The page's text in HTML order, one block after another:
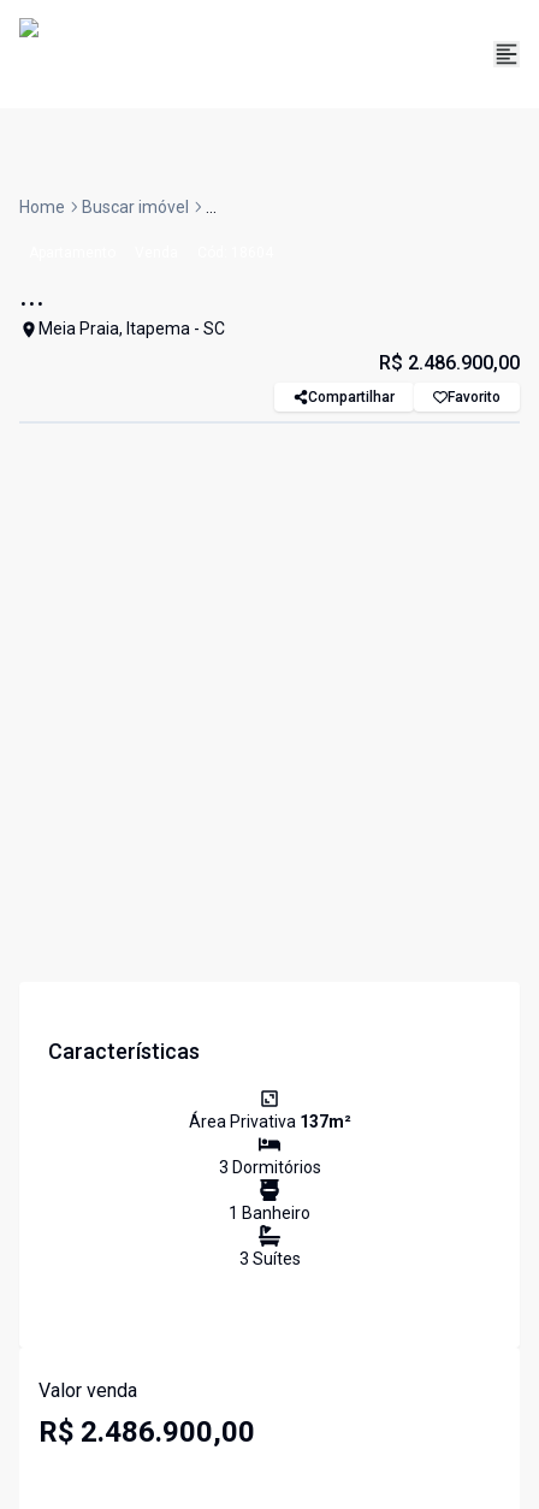
Home Buscar imóvel ...
...
Meia Praia, Itapema - SC
R$ 2.486.900,00
Compartilhar Favorito
Características
Área Privativa 137m²
3 Dormitórios
1 Banheiro
3 Suítes
Valor venda
R$ 2.486.900,00